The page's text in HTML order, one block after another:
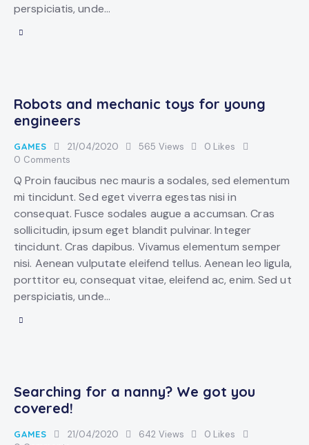
perspiciatis, unde…
Robots and mechanic toys for young
engineers
GAMES 21/04/2020 565 Views 0 Likes
0 Comments
Q Proin faucibus nec mauris a sodales, sed elementum
mi tincidunt. Sed eget viverra egestas nisi in
consequat. Fusce sodales augue a accumsan. Cras
sollicitudin, ipsum eget blandit pulvinar. Integer
tincidunt. Cras dapibus. Vivamus elementum semper
nisi. Aenean vulputate eleifend tellus. Aenean leo ligula,
porttitor eu, consequat vitae, eleifend ac, enim. Sed ut
perspiciatis, unde…
Searching for a nanny? We got you
covered!
GAMES 21/04/2020 642 Views 0 Likes